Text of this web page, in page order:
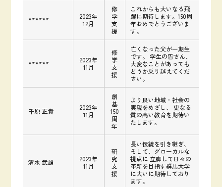
******
2023年
12月
修
学
支
援
これからも大いなる飛
躍に期待します。150周
年おめでとうございま
す。
******
2023年
11月
修
学
支
援
亡くなった父が一期生
です。 学生の皆さん、
大変なことがあっても
どうか乗り越えてくだ
さい。
千原 正貴
2023年
11月
創
基
150
周
年
より良い地域・社会の
実現をめざし、 更なる
質の高い教育を期待い
たします。
清水 武雄
2023年
11月
研
究
支
援
長い伝統を引き継ぎ、
そして、グローカルな
視点に 立脚して日々の
革新を目指す群馬大学
に大いに期待しており
ます。